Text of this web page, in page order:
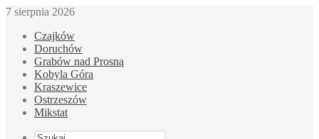
7 sierpnia 2026
Czajków
Doruchów
Grabów nad Prosną
Kobyla Góra
Kraszewice
Ostrzeszów
Mikstat